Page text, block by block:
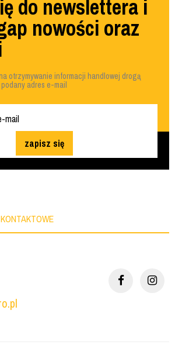
do newslettera i
nowości oraz
otrzymywanie informacji handlowej drogą
adres e-mail
zapisz się